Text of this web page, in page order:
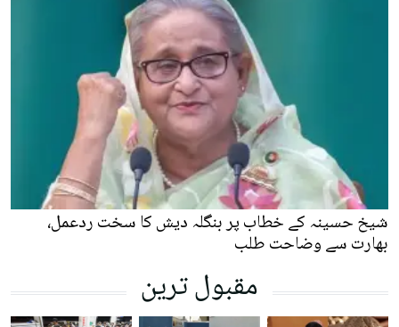
شیخ حسینہ کے خطاب پر بنگلہ دیش کا سخت ردعمل،
بھارت سے وضاحت طلب
مقبول ترین